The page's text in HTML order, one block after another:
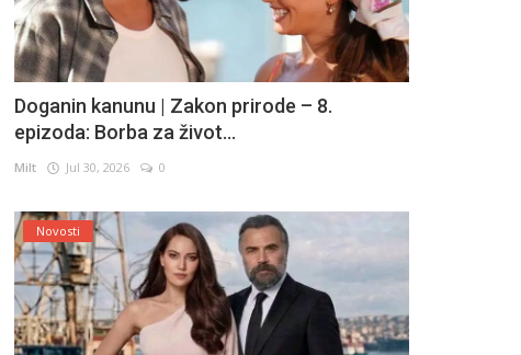
Doganin kanunu | Zakon prirode – 8.
epizoda: Borba za život...
Milt Jul 30, 2026 0
Novosti